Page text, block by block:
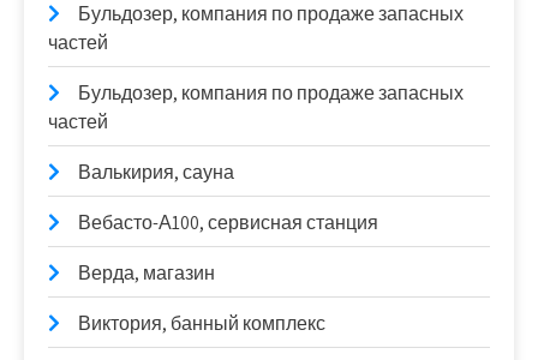
Бульдозер, компания по продаже запасных
частей
Бульдозер, компания по продаже запасных
частей
Валькирия, сауна
Вебасто-А100, сервисная станция
Верда, магазин
Виктория, банный комплекс